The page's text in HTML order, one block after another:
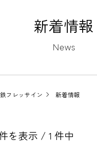
新着情報
News
フレッサイン 新着情報
を表示 / 1 件中